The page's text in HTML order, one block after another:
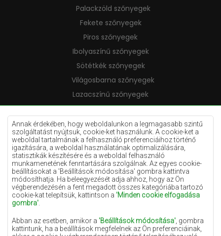
Annak érdekében, hogy weboldalunkon a legmagasabb szintű
szolgáltatást nyújtsuk, cookie-ket használunk. A cookie-ket a
weboldal tartalmának a felhasználó preferenciáihoz történő
igazítására, a weboldal használatának optimalizálására,
statisztikák készítésére és a weboldal felhasználó
munkamenetének fenntartására szolgálnak. Az egyes cookie-
beállításokat a 'Beállítások módosítása' gombra kattintva
módosíthatja. Ha beleegyezését adja ahhoz, hogy az Ön
végberendezésén a fent megadott összes kategóriába tartozó
cookie-kat telepítsük, kattintson a 'Minden cookie elfogadása
gombra'
Abban az esetben, amikor a 'Beállítások módosítása' , gombra
kattintunk, ha a beállítások megfelelnek az Ön preferenciáinak,
Palackzöld szőnyegek
Fekete szőnyegek
Piros szőnyegek
Ibolyaszínű szőnyegek
Sötétkék szőnyegek
Világosbarna szőnyegek
Lazacszínű szőnyegek
Krémszínű szőnyegek
Lila szőnyegek
Sárga szőnyegek
Mentaszínű szőnyegek
Világoskék szőnyegek
Narancssárga szőnyegek
Rózsaszín szőnyegek
Terrakotta szőnyegek